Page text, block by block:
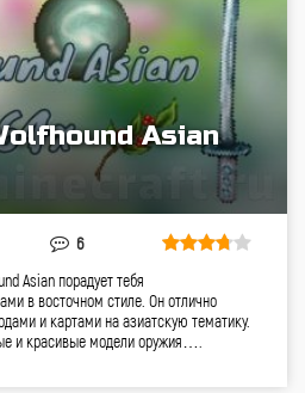
Asian
6
Asian порадует тебя
в восточном стиле. Он отлично
и картами на азиатскую тематику.
и красивые модели оружия….